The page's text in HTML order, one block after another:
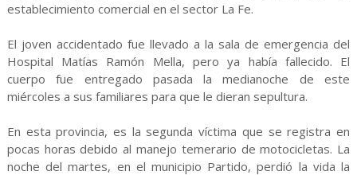
establecimiento comercial en el sector La Fe.
El joven accidentado fue llevado a la sala de emergencia del
Hospital Matías Ramón Mella, pero ya había fallecido. El
cuerpo fue entregado pasada la medianoche de este
miércoles a sus familiares para que le dieran sepultura.
En esta provincia, es la segunda víctima que se registra en
pocas horas debido al manejo temerario de motocicletas. La
noche del martes, en el municipio Partido, perdió la vida la